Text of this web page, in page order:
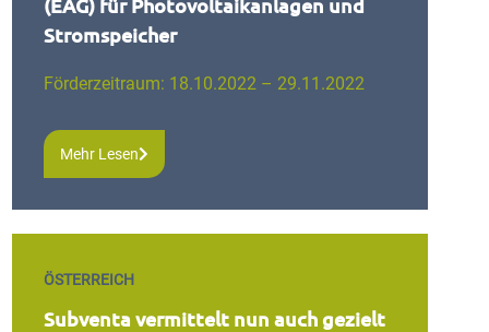
(EAG) für Photovoltaikanlagen und
Stromspeicher
Förderzeitraum: 18.10.2022 – 29.11.2022
Mehr Lesen
ÖSTERREICH
Subventa vermittelt nun auch gezielt